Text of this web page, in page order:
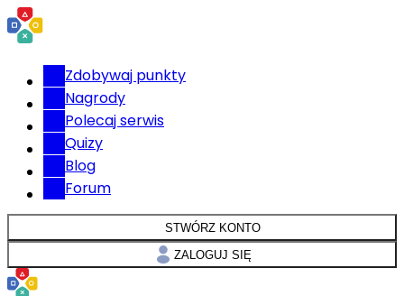
Zdobywaj punkty
Nagrody
Polecaj serwis
Quizy
Blog
Forum
STWÓRZ KONTO
ZALOGUJ SIĘ